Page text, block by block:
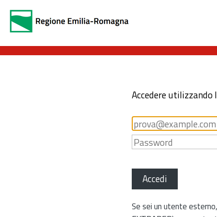
Accedere
Accedi
Se sei un utente